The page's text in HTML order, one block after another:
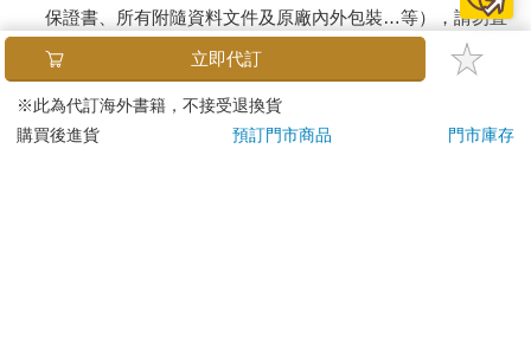
保證書、所有附隨資料文件及原廠內外包裝…等），請勿直
接使用原廠包裝寄送，或於原廠包裝上黏貼紙張或書寫文
字。
退回商品若無法回復原狀，將請您負擔回復原狀所需費用，
嚴重時將影響您的退貨權益。
立即代訂
※此為代訂海外書籍，不接受退換貨
購買後進貨
預訂門市商品 門市庫存